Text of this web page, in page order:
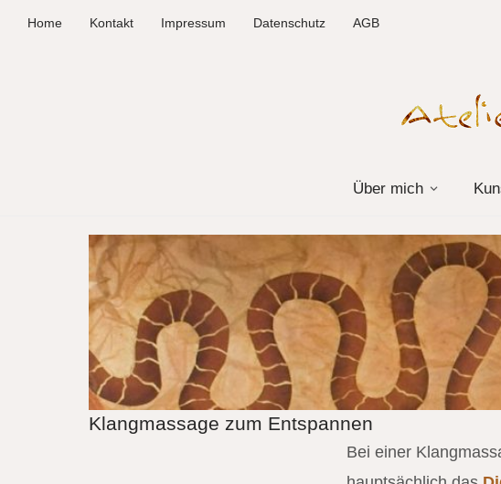
Home Kontakt Impressum Datenschutz AGB
Über mich
Klangmassage zum Entspannen
Bei einer